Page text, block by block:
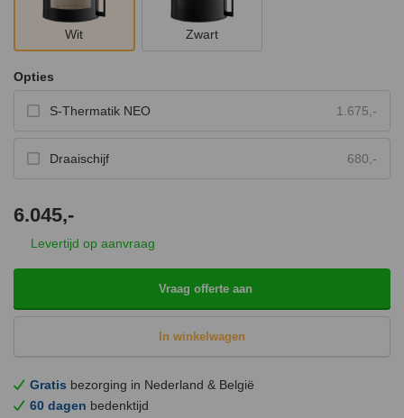
Wit Zwart
Opties
S-Thermatik NEO 1.675,-
Draaischijf 680,-
6.045,-
Levertijd op aanvraag
Vraag offerte aan
In winkelwagen
Gratis bezorging in Nederland & België
60 dagen bedenktijd